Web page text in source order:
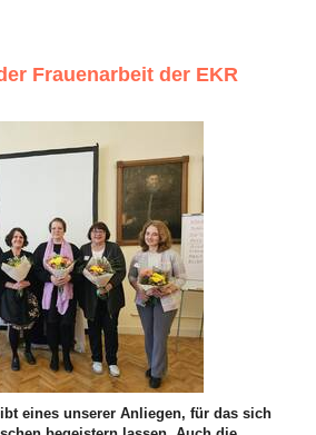
Frauenarbeit der EKR
eines unserer Anliegen, für das sich